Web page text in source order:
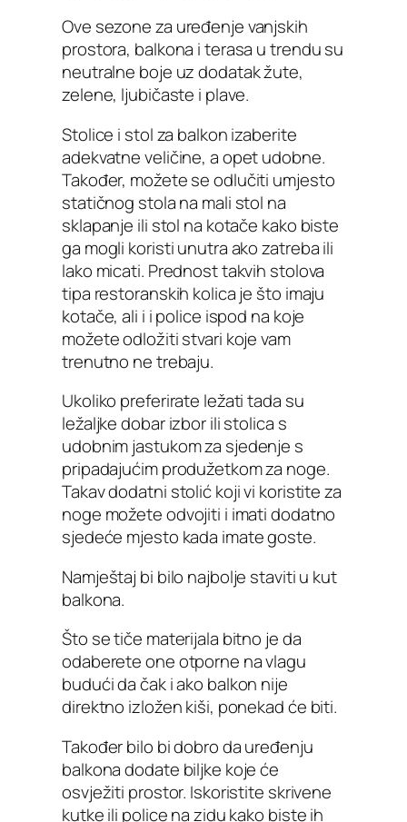
Ove sezone za uređenje vanjskih
prostora, balkona i terasa u trendu su
neutralne boje uz dodatak žute,
zelene, ljubičaste i plave.
Stolice i stol za balkon izaberite
adekvatne veličine, a opet udobne.
Također, možete se odlučiti umjesto
statičnog stola na mali stol na
sklapanje ili stol na kotače kako biste
ga mogli koristi unutra ako zatreba ili
lako micati. Prednost takvih stolova
tipa restoranskih kolica je što imaju
kotače, ali i i police ispod na koje
možete odložiti stvari koje vam
trenutno ne trebaju.
Ukoliko preferirate ležati tada su
ležaljke dobar izbor ili stolica s
udobnim jastukom za sjedenje s
pripadajućim produžetkom za noge.
Takav dodatni stolić koji vi koristite za
noge možete odvojiti i imati dodatno
sjedeće mjesto kada imate goste.
Namještaj bi bilo najbolje staviti u kut
balkona.
Što se tiče materijala bitno je da
odaberete one otporne na vlagu
budući da čak i ako balkon nije
direktno izložen kiši, ponekad će biti.
Također bilo bi dobro da uređenju
balkona dodate biljke koje će
osvježiti prostor. Iskoristite skrivene
kutke ili police na zidu kako biste ih